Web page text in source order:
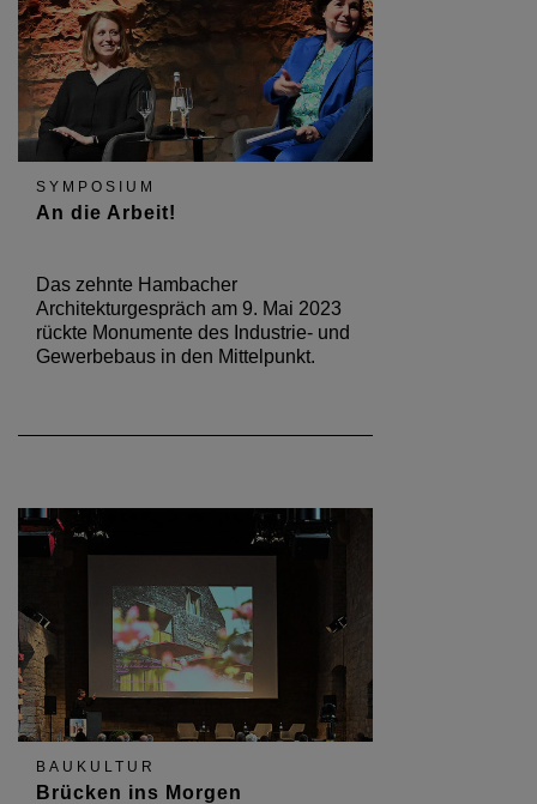
SYMPOSIUM
An die Arbeit!
Das zehnte Hambacher
Architekturgespräch am 9. Mai 2023
rückte Monumente des Industrie- und
Gewerbebaus in den Mittelpunkt.
BAUKULTUR
Brücken ins Morgen